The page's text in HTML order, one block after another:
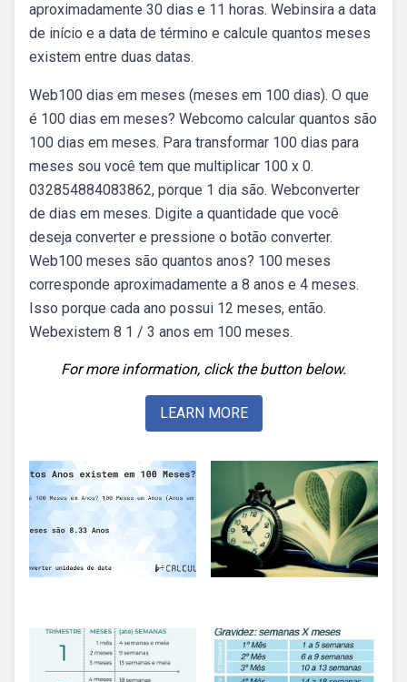
aproximadamente 30 dias e 11 horas. Webinsira a data
de início e a data de término e calcule quantos meses
existem entre duas datas.
Web100 dias em meses (meses em 100 dias). O que
é 100 dias em meses? Webcomo calcular quantos são
100 dias em meses. Para transformar 100 dias para
meses sou você tem que multiplicar 100 x 0.
032854884083862, porque 1 dia são. Webconverter
de dias em meses. Digite a quantidade que você
deseja converter e pressione o botão converter.
Web100 meses são quantos anos? 100 meses
corresponde aproximadamente a 8 anos e 4 meses.
Isso porque cada ano possui 12 meses, então.
Webexistem 8 1 / 3 anos em 100 meses.
For more information, click the button below.
LEARN MORE